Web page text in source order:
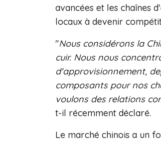
avancées et les chaînes
locaux à devenir
"Nous considérons la
cuir. Nous nous
d'approvisionnement,
composants pour nos
voulons des relations
t-il récemment déclaré.
Le marché chinois a un